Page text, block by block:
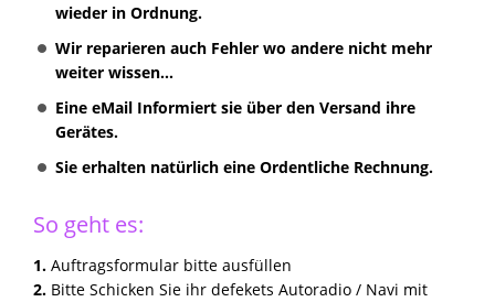
wieder in Ordnung.
Wir reparieren auch Fehler wo andere nicht mehr
weiter wissen...
Eine eMail Informiert sie über den Versand ihre
Gerätes.
Sie erhalten natürlich eine Ordentliche Rechnung.
So geht es:
1. Auftragsformular bitte ausfüllen
2. Bitte Schicken Sie ihr defekets Autoradio / Navi mit